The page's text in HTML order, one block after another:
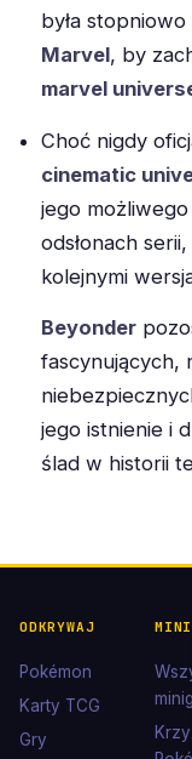
była
Marvel, by
marvel
Choć nigdy
cinematic
jego
odsłonach
kolejnymi
Beyonder
fascynujących,
jego istnienie i
ślad w historii
ODKRYWAJ
Pokémon
Karty TCG
Gry